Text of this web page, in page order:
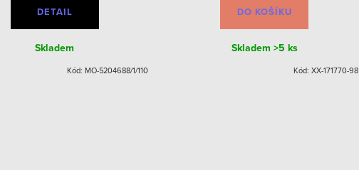
DETAIL
Skladem
Kód: MO-5204688/1/110
DO KOŠÍKU
Skladem >5 ks
Kód: XX-171770-98